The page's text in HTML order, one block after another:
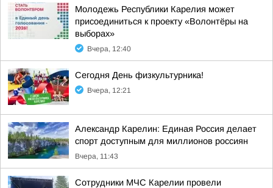
Молодежь Республики Карелия может
присоединиться к проекту «Волонтёры на
выборах»
Вчера, 12:40
Сегодня День физкультурника!
Вчера, 12:21
Александр Карелин: Единая Россия делает
спорт доступным для миллионов россиян
Вчера, 11:43
Сотрудники МЧС Карелии провели